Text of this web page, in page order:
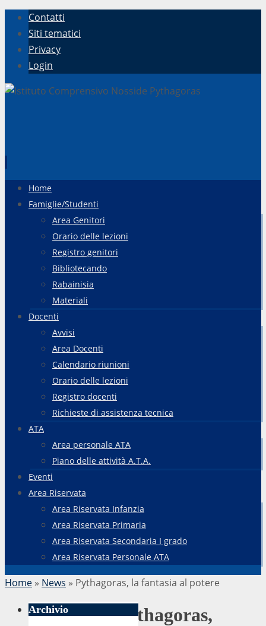
Contatti
Siti tematici
Privacy
Login
contenuto
Home
Famiglie/Studenti
Area Genitori
Orario delle lezioni
Registro genitori
Bibliotecando
Rabainisia
Materiali
Docenti
Avvisi
Area Docenti
Calendario riunioni
Orario delle lezioni
Registro docenti
Richieste di assistenza tecnica
ATA
Area personale ATA
Piano delle attività A.T.A.
Eventi
Area Riservata
Area Riservata Infanzia
Area Riservata Primaria
Area Riservata Secondaria I grado
Area Riservata Personale ATA
Home » News » Pythagoras, la fantasia al potere
Pythagoras,
Archivio